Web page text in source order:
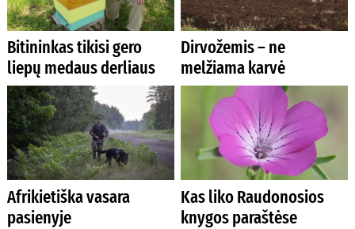
Bitininkas tikisi gero
liepų medaus derliaus
Dirvožemis – ne
melžiama karvė
Afrikietiška vasara
pasienyje
Kas liko Raudonosios
knygos paraštėse